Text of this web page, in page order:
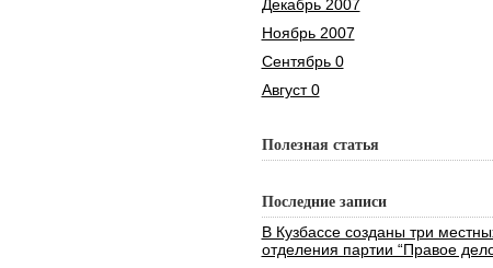
Декабрь 2007
Ноябрь 2007
Сентябрь 0
Август 0
Полезная статья
Последние записи
В Кузбассе созданы три
отделения партии “Правое